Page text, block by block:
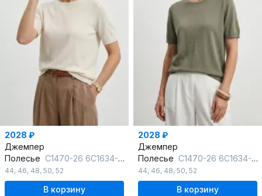
2028 ₽
Джемпер
Полесье С1470-26 6С1634-Д43 170,176 суровый
44, 46, 48, 50, 52
В корзину
2028 ₽
Джемпер
Полесье С1470-26 6С1634-Д43 158,164 грифельно-зеленый
44, 46, 48, 50, 52
В корзину